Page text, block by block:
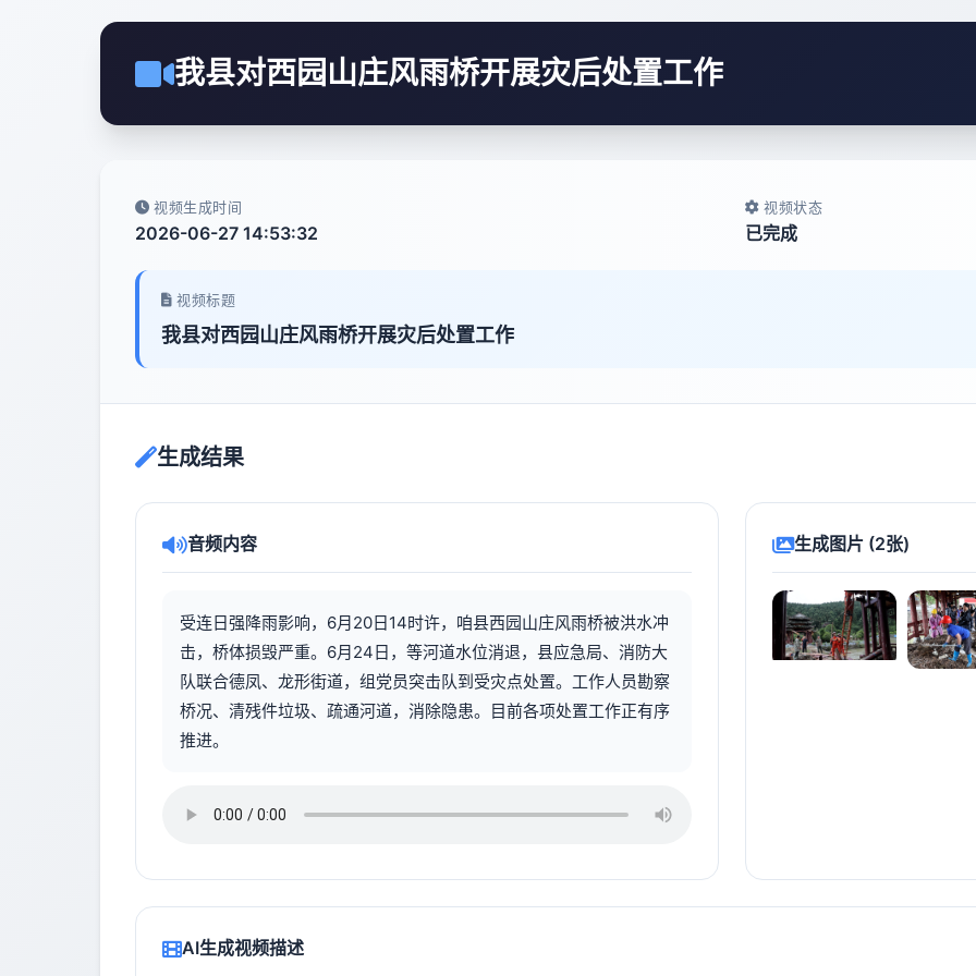
我县对西园山庄风雨桥开展灾后处置工作
视频生成时间
2026-06-27 14:53:32
视频状态
已完成
视频标题
我县对西园山庄风雨桥开展灾后处置工作
生成结果
音频内容
受连日强降雨影响，6月20日14时许，咱县西园山庄风雨桥被洪水冲
击，桥体损毁严重。6月24日，等河道水位消退，县应急局、消防大
队联合德凤、龙形街道，组党员突击队到受灾点处置。工作人员勘察
桥况、清残件垃圾、疏通河道，消除隐患。目前各项处置工作正有序
推进。
生成图片 (2张)
AI生成视频描述